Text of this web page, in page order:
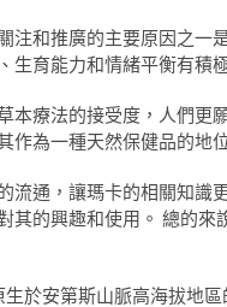
注和推廣的主要原因之
生育能力和情緒平衡有積
本療法的接受度，人們
作為一種天然保健品的地
流通，讓瑪卡的相關知
其的興趣和使用。 總的
於安第斯山脈高海拔地